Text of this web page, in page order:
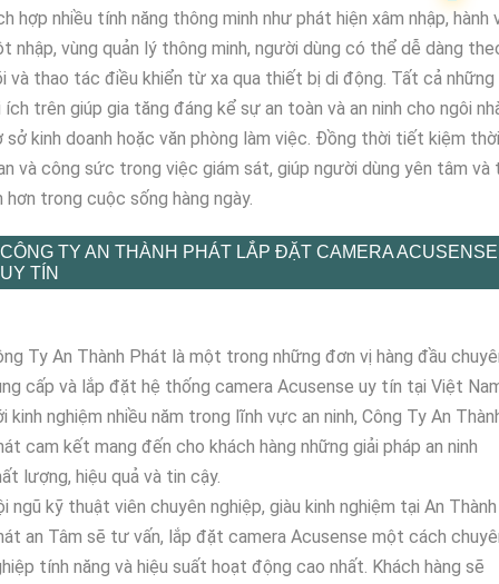
hợp nhiều tính năng thông minh như phát hiện xâm nhập, hành
nhập, vùng quản lý thông minh, người dùng có thể dễ dàng
và thao tác điều khiển từ xa qua thiết bị di động. Tất cả những
ích trên giúp gia tăng đáng kể sự an toàn và an ninh cho ngôi
sở kinh doanh hoặc văn phòng làm việc. Đồng thời tiết kiệm thời
và công sức trong việc giám sát, giúp người dùng yên tâm và
hơn trong cuộc sống hàng ngày.
CÔNG TY AN THÀNH PHÁT LẮP ĐẶT CAMERA ACUSENSE
UY TÍN
Ty An Thành Phát là một trong những đơn vị hàng đầu
cấp và lắp đặt hệ thống camera Acusense uy tín tại Việt
kinh nghiệm nhiều năm trong lĩnh vực an ninh, Công Ty An
cam kết mang đến cho khách hàng những giải pháp an ninh
lượng, hiệu quả và tin cậy.
ngũ kỹ thuật viên chuyên nghiệp, giàu kinh nghiệm tại An Thành
an Tâm sẽ tư vấn, lắp đặt camera Acusense một cách
tính năng và hiệu suất hoạt động cao nhất. Khách hàng sẽ